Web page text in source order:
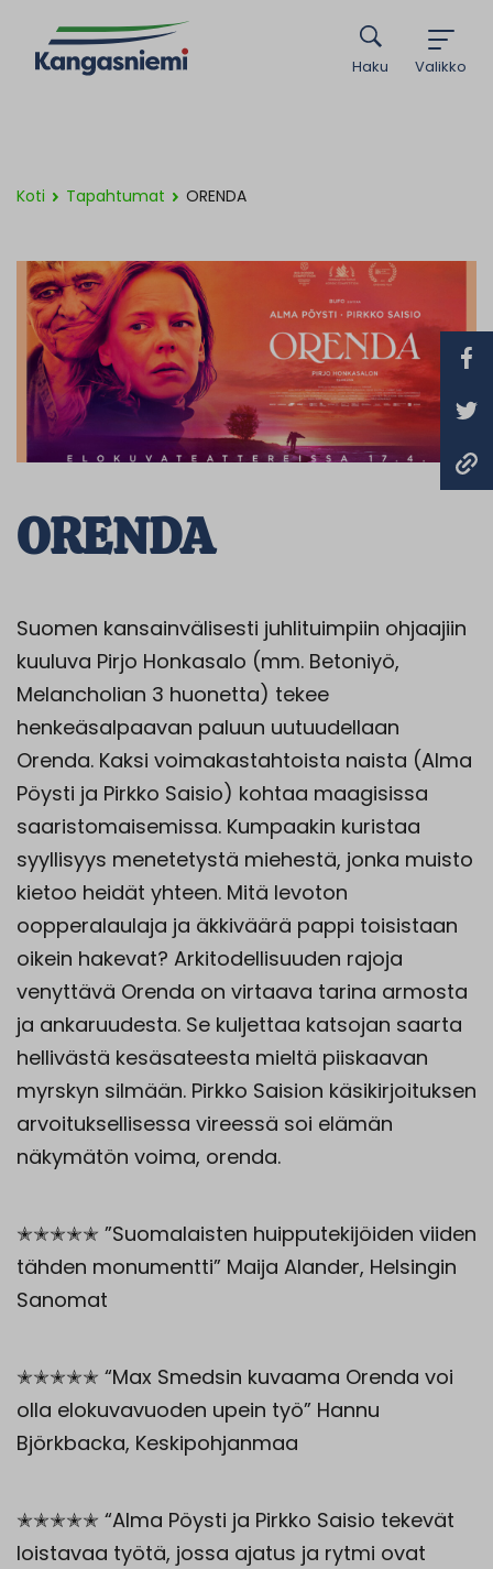
Valikko
Haku
Koti Tapahtumat ORENDA
ORENDA
Suomen kansainvälisesti juhlituimpiin ohjaajiin
kuuluva Pirjo Honkasalo (mm. Betoniyö,
Melancholian 3 huonetta) tekee
henkeäsalpaavan paluun uutuudellaan
Orenda. Kaksi voimakastahtoista naista (Alma
Pöysti ja Pirkko Saisio) kohtaa maagisissa
saaristomaisemissa. Kumpaakin kuristaa
syyllisyys menetetystä miehestä, jonka muisto
kietoo heidät yhteen. Mitä levoton
oopperalaulaja ja äkkiväärä pappi toisistaan
oikein hakevat? Arkitodellisuuden rajoja
venyttävä Orenda on virtaava tarina armosta
ja ankaruudesta. Se kuljettaa katsojan saarta
hellivästä kesäsateesta mieltä piiskaavan
myrskyn silmään. Pirkko Saision käsikirjoituksen
arvoituksellisessa vireessä soi elämän
näkymätön voima, orenda.
✭✭✭✭✭ ”Suomalaisten huipputekijöiden viiden
tähden monumentti” Maija Alander, Helsingin
Sanomat
✭✭✭✭✭ “Max Smedsin kuvaama Orenda voi
olla elokuvavuoden upein työ” Hannu
Björkbacka, Keskipohjanmaa
✭✭✭✭✭ “Alma Pöysti ja Pirkko Saisio tekevät
loistavaa työtä, jossa ajatus ja rytmi ovat